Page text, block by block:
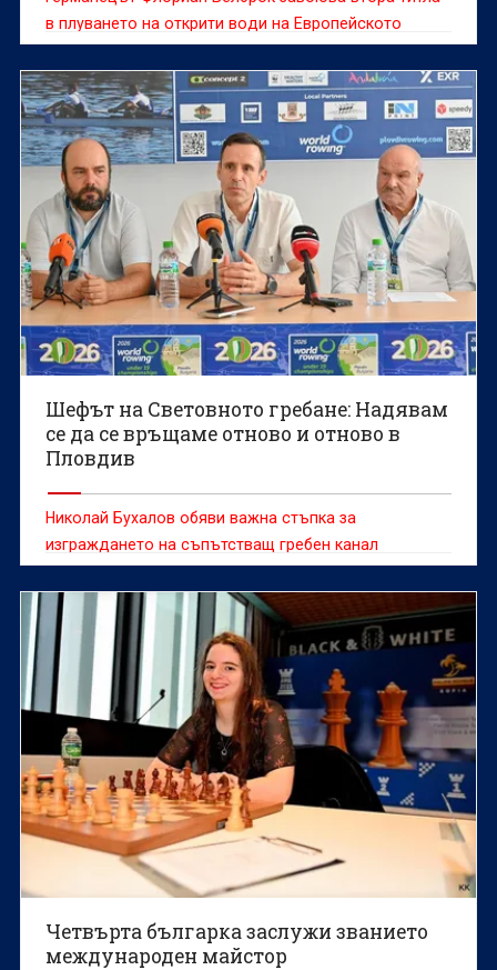
в плуването на открити води на Европейското
първенство по плувни спортове в Париж, като
добави злато на 5 километра към това на 10 км.
Шефът на Световното гребане: Надявам
се да се връщаме отново и отново в
Пловдив
Николай Бухалов обяви важна стъпка за
изграждането на съпътстващ гребен канал
Четвърта българка заслужи званието
международен майстор